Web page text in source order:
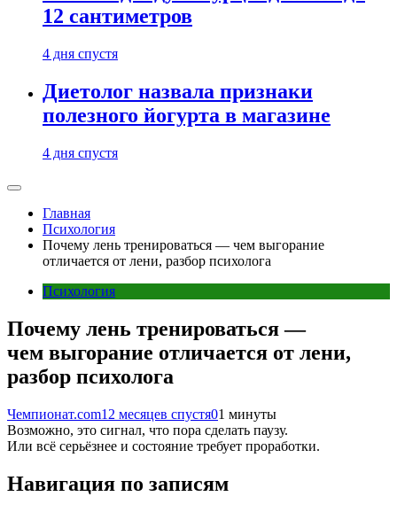
12 сантиметров
4 дня спустя
Диетолог назвала признаки
полезного йогурта в магазине
4 дня спустя
Главная
Психология
Почему лень тренироваться — чем выгорание
отличается от лени, разбор психолога
Психология
Почему лень тренироваться —
чем выгорание отличается от лени,
разбор психолога
Чемпионат.com12 месяцев спустя01 минуты
Возможно, это сигнал, что пора сделать паузу.
Или всё серьёзнее и состояние требует проработки.
Навигация по записям